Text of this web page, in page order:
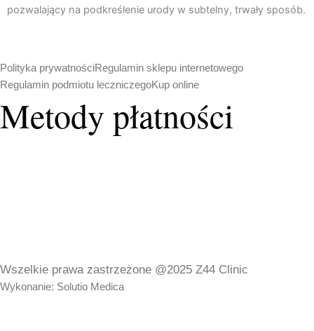
pozwalający na podkreślenie urody w subtelny, trwały sposób.
Polityka prywatnościRegulamin sklepu internetowego
Regulamin podmiotu leczniczegoKup online
Metody płatności
Wszelkie prawa zastrzeżone @2025 Z44 Clinic
Wykonanie: Solutio Medica